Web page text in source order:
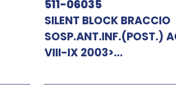
511-06035
SILENT BLOCK BRACCIO
SOSP.ANT.INF.(POST.)
VIII-IX 2003>...